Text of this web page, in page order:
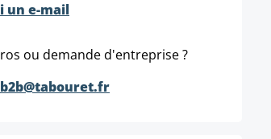
un e-mail
ou demande d'entreprise ?
b2b@tabouret.fr